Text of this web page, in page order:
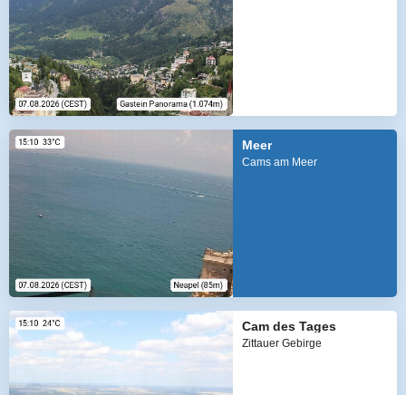
Meer
Cams am Meer
Cam des Tages
Zittauer Gebirge